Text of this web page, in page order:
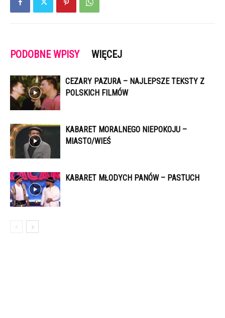
PODOBNE WPISY WIĘCEJ
CEZARY PAZURA – NAJLEPSZE TEKSTY Z
POLSKICH FILMÓW
KABARET MORALNEGO NIEPOKOJU –
MIASTO/WIEŚ
KABARET MŁODYCH PANÓW – PASTUCH